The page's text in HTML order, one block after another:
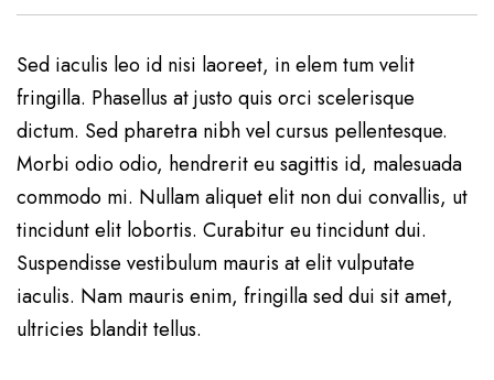
Sed iaculis leo id nisi laoreet, in elem tum velit
fringilla. Phasellus at justo quis orci scelerisque
dictum. Sed pharetra nibh vel cursus pellentesque.
Morbi odio odio, hendrerit eu sagittis id, malesuada
commodo mi. Nullam aliquet elit non dui convallis, ut
tincidunt elit lobortis. Curabitur eu tincidunt dui.
Suspendisse vestibulum mauris at elit vulputate
iaculis. Nam mauris enim, fringilla sed dui sit amet,
ultricies blandit tellus.